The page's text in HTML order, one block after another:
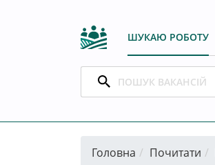
ШУКАЮ РОБОТУ
Головна Почитати